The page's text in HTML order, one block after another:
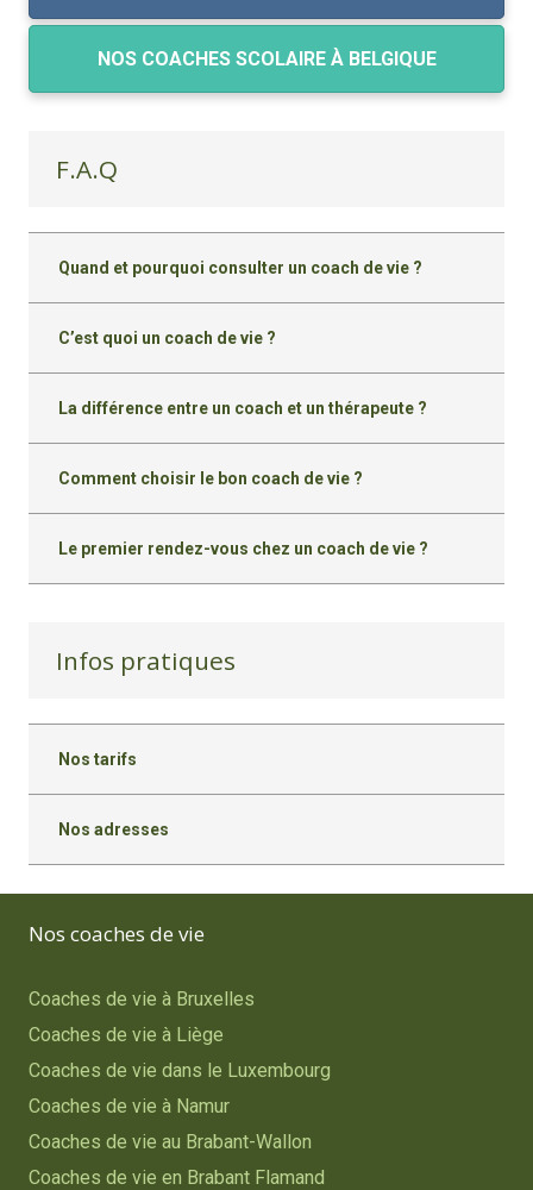
NOS COACHES SCOLAIRE À BELGIQUE
F.A.Q
Quand et pourquoi consulter un coach de vie ?
C’est quoi un coach de vie ?
La différence entre un coach et un thérapeute ?
Comment choisir le bon coach de vie ?
Le premier rendez-vous chez un coach de vie ?
Infos pratiques
Nos tarifs
Nos adresses
Nos coaches de vie
Coaches de vie à Bruxelles
Coaches de vie à Liège
Coaches de vie dans le Luxembourg
Coaches de vie à Namur
Coaches de vie au Brabant-Wallon
Coaches de vie en Brabant Flamand